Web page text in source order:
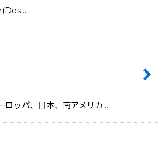
ッパ、日本、南アメリカ…